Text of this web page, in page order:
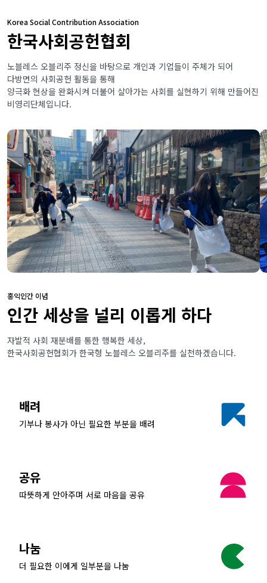
Korea Social Contribution Association
한국사회공헌협회
노블레스 오블리주 정신을 바탕으로 개인과 기업들이 주체가 되어
다방면의 사회공헌 활동을 통해
양극화 현상을 완화시켜 더불어 살아가는 사회를 실현하기 위해 만들어진
비영리단체입니다.
홍익인간 이념
인간 세상을 널리 이롭게 하다
자발적 사회 재분배를 통한 행복한 세상,
한국사회공헌협회가 한국형 노블레스 오블리주를 실천하겠습니다.
배려
기부나 봉사가 아닌 필요한 부분을 배려
공유
따뜻하게 안아주며 서로 마음을 공유
나눔
더 필요한 이에게 일부분을 나눔